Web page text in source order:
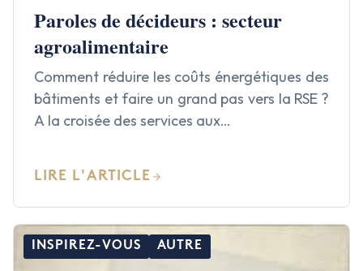
Paroles de décideurs : secteur
agroalimentaire
Comment réduire les coûts énergétiques des
bâtiments et faire un grand pas vers la RSE ?
A la croisée des services aux…
LIRE L'ARTICLE
INSPIREZ-VOUS AUTRE